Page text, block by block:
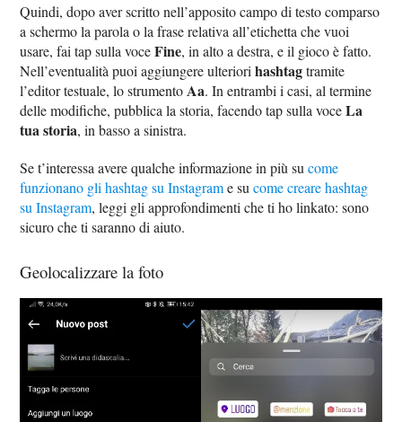
Quindi, dopo aver scritto nell’apposito campo di testo comparso
a schermo la parola o la frase relativa all’etichetta che vuoi
usare, fai tap sulla voceFine, in alto a destra, e il gioco è fatto.
Nell’eventualità puoi aggiungere ulteriorihashtagtramite
l’editor testuale, lo strumento Aa. In entrambi i casi, al termine
delle modifiche, pubblica la storia, facendo tap sulla voceLa
tua storia, in basso a sinistra.
Se t’interessa avere qualche informazione in più sucome
funzionano gli hashtag su Instagrame sucome creare hashtag
su Instagram, leggi gli approfondimenti che ti ho linkato: sono
sicuro che ti saranno di aiuto.
Geolocalizzare la foto